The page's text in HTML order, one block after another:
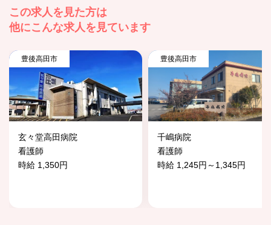
この求人を見た方は
他にこんな求人を見ています
豊後高田市
玄々堂高田病院
看護師
時給 1,350円
豊後高田市
千嶋病院
看護師
時給 1,245円～1,345円